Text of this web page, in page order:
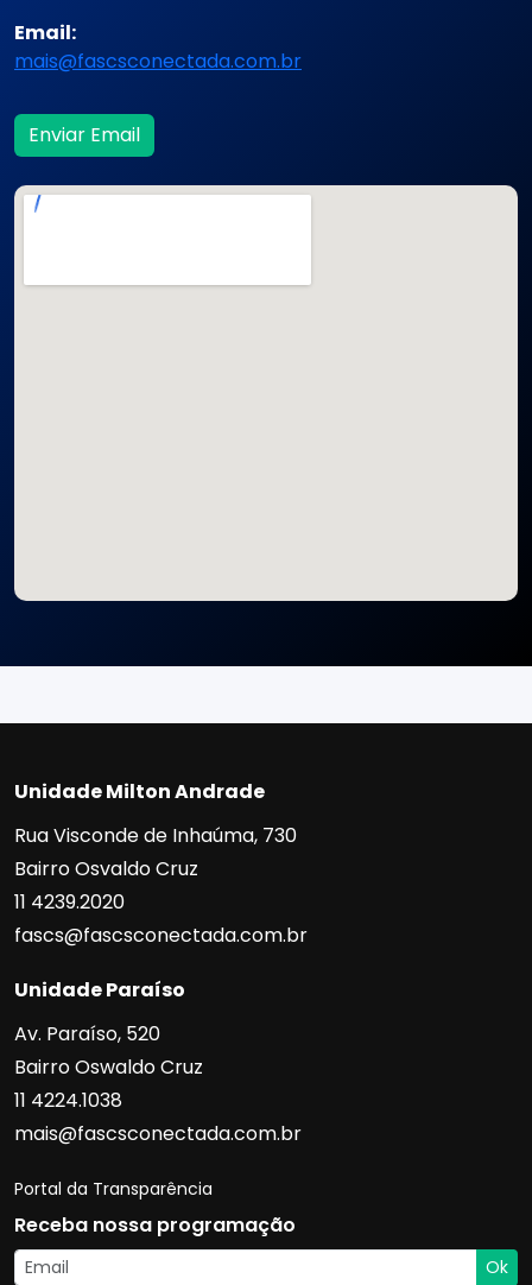
Email:
mais@fascsconectada.com.br
Enviar Email
Unidade Milton Andrade
Rua Visconde de Inhaúma, 730
Bairro Osvaldo Cruz
11 4239.2020
fascs@fascsconectada.com.br
Unidade Paraíso
Av. Paraíso, 520
Bairro Oswaldo Cruz
11 4224.1038
mais@fascsconectada.com.br
Portal da Transparência
Receba nossa programação
Ok